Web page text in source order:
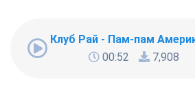
Клуб Рай - Пам-пам
00:52
7,908